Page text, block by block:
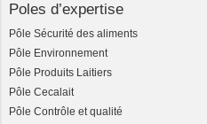
Poles d’expertise
Pôle Sécurité des aliments
Pôle Environnement
Pôle Produits Laitiers
Pôle Cecalait
Pôle Contrôle et qualité